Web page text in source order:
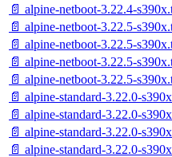
📄 alpine-netboot-3.22.4-
📄 alpine-netboot-3.22.5-
📄 alpine-netboot-3.22.5-
📄 alpine-netboot-3.22.5-
📄 alpine-netboot-3.22.5-
📄 alpine-standard-3.22.0-
📄 alpine-standard-3.22.0-
📄 alpine-standard-3.22.0-
📄 alpine-standard-3.22.0-